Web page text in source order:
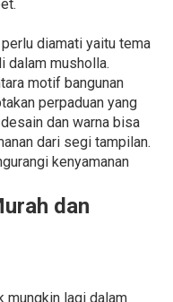
diamati yaitu tema
dalam musholla.
motif bangunan
perpaduan yang
dan warna bisa
dari segi tampilan.
kenyamanan
dan
mungkin lagi dalam